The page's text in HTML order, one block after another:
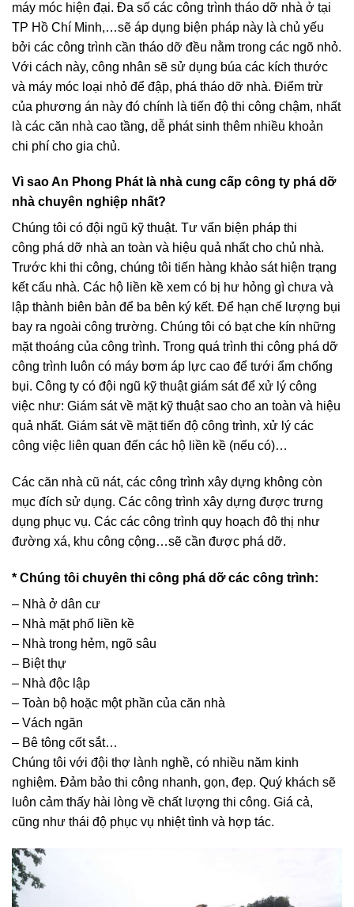
máy móc hiện đại. Đa số các công trình tháo dỡ nhà ở tại
TP Hồ Chí Minh,…sẽ áp dụng biện pháp này là chủ yếu
bởi các công trình cần tháo dỡ đều nằm trong các ngõ nhỏ.
Với cách này, công nhân sẽ sử dụng búa các kích thước
và máy móc loại nhỏ để đập, phá tháo dỡ nhà. Điểm trừ
của phương án này đó chính là tiến độ thi công chậm, nhất
là các căn nhà cao tầng, dễ phát sinh thêm nhiều khoản
chi phí cho gia chủ.
Vì sao An Phong Phát là nhà cung cấp công ty phá dỡ
nhà chuyên nghiệp nhất?
Chúng tôi có đội ngũ kỹ thuật. Tư vấn biện pháp thi
công phá dỡ nhà an toàn và hiệu quả nhất cho chủ nhà.
Trước khi thi công, chúng tôi tiến hàng khảo sát hiện trạng
kết cấu nhà. Các hộ liền kề xem có bị hư hỏng gì chưa và
lập thành biên bản để ba bên ký kết. Để hạn chế lượng bụi
bay ra ngoài công trường. Chúng tôi có bạt che kín những
mặt thoáng của công trình. Trong quá trình thi công phá dỡ
công trình luôn có máy bơm áp lực cao để tưới ẩm chống
bụi. Công ty có đội ngũ kỹ thuật giám sát để xử lý công
việc như: Giám sát về mặt kỹ thuật sao cho an toàn và hiệu
quả nhất. Giám sát về mặt tiến độ công trình, xử lý các
công việc liên quan đến các hộ liền kề (nếu có)…
Các căn nhà cũ nát, các công trình xây dựng không còn
mục đích sử dụng. Các công trình xây dựng được trưng
dụng phục vụ. Các các công trình quy hoạch đô thị như
đường xá, khu công cộng…sẽ cần được phá dỡ.
* Chúng tôi chuyên thi công phá dỡ các công trình:
– Nhà ở dân cư
– Nhà mặt phố liền kề
– Nhà trong hẻm, ngõ sâu
– Biệt thự
– Nhà độc lập
– Toàn bộ hoặc một phần của căn nhà
– Vách ngăn
– Bê tông cốt sắt…
Chúng tôi với đội thợ lành nghề, có nhiều năm kinh
nghiệm. Đảm bảo thi công nhanh, gọn, đẹp. Quý khách sẽ
luôn cảm thấy hài lòng về chất lượng thi công. Giá cả,
cũng như thái độ phục vụ nhiệt tình và hợp tác.